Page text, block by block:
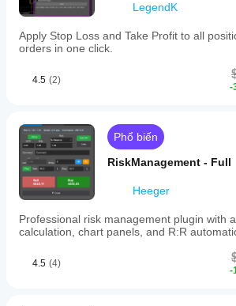
LegendK
Apply Stop Loss and Take Profit to all
orders in one click.
4.5 (2)
-
Phổ biến
RiskManagement - Full
Heeger
Professional risk management plugin with
calculation, chart panels, and R:R
4.5 (4)
-